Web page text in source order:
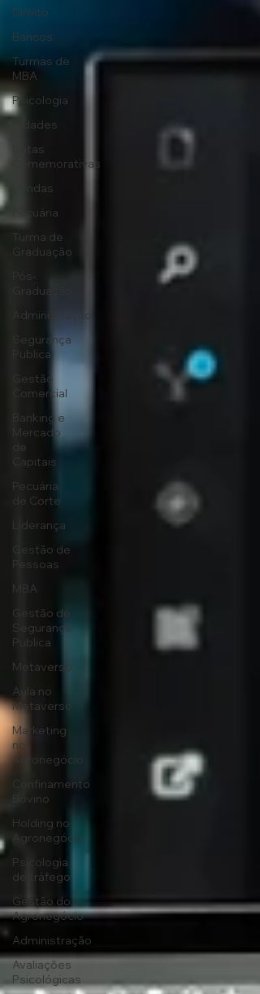
Direito
Bancos
Turmas de
MBA
Psicologia
Cidades
Datas
Comemorativas
Vendas
Pecuária
Turma de
Graduação
Pós-
Graduação
Administração
Segurança
Publica
Gestão
Comercial
Banking e
Mercado
de
Capitais
Pecuária
de Corte
Liderança
Gestão de
Pessoas
MBA
Gestão de
Segurança
Publica
Metaverso
Aula no
Metaverso
Marketing
no
Agronegócio
Confinamento
Bovino
Holding no
Agronegócio
Psicologia
de tráfego
Gestão do
Agronegócio
Administração
Avaliações
Psicológicas